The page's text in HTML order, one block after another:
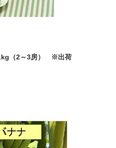
（2～3房） ※出荷